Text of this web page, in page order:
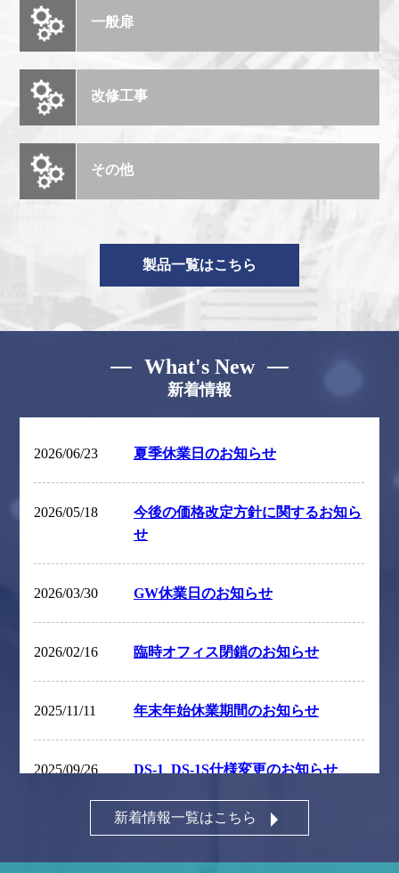
一般扉
改修工事
その他
製品一覧はこちら
What's New
新着情報
新着情報一覧はこちら